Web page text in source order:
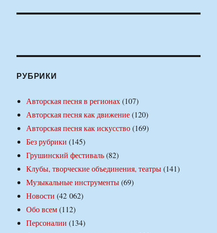
РУБРИКИ
Авторская песня в регионах(107)
Авторская песня как движение(120)
Авторская песня как искусство(169)
Без рубрики (145)
Грушинский фестиваль(82)
Клубы, творческие объединения, театры(141)
Музыкальные инструменты(69)
Новости (42 062)
Обо всем(112)
Персоналии (134)